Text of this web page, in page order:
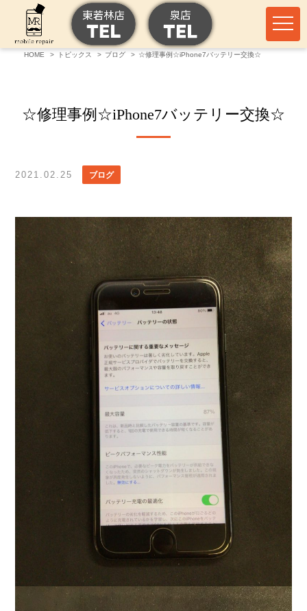
HOME トピックス ブログ ☆修理事例☆iPhone7バッテリー交換☆
☆修理事例☆iPhone7バッテリー交換☆
2021.02.25 ブログ